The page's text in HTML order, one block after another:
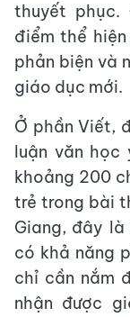
thuyết
điểm thể
phản biện và
giáo dục mới.
Ở phần Viết,
luận văn học
khoảng 200
trẻ trong bài
Giang, đây là
có khả năng
chỉ cần nắm
nhận được